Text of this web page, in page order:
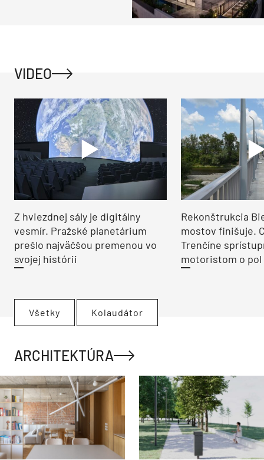
VIDEO
Z hviezdnej sály je digitálny
vesmír. Pražské planetárium
prešlo najväčšou premenou vo
svojej histórii
Rekonštrukcia
mostov finišuje.
Trenčíne
motoristom o pol
Všetky Kolaudátor
ARCHITEKTÚRA